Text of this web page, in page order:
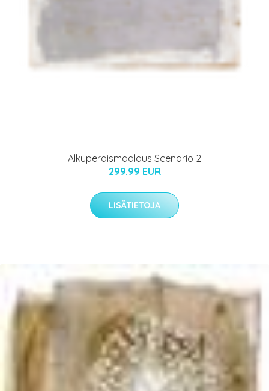
Alkuperäismaalaus Scenario 2
299.99 EUR
LISÄTIETOJA